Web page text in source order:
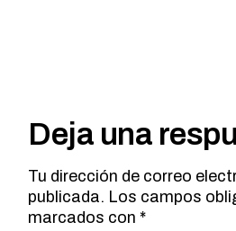
Deja una
Tu dirección de correo
publicada. Los campos
marcados con *